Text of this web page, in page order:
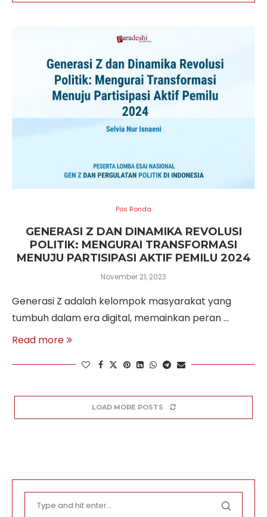
Pos Ronda
GENERASI Z DAN DINAMIKA REVOLUSI
POLITIK: MENGURAI TRANSFORMASI
MENUJU PARTISIPASI AKTIF PEMILU 2024
November 21, 2023
Generasi Z adalah kelompok masyarakat yang
tumbuh dalam era digital, memainkan peran …
Read more
LOAD MORE POSTS